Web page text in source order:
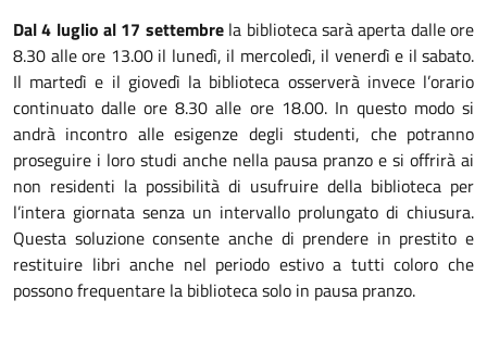
Dal 4 luglio al 17 settembrela biblioteca sarà aperta dalle ore
8.30 alle ore 13.00 il lunedì, il mercoledì, il venerdì e il sabato.
Il martedì e il giovedì la biblioteca osserverà invece l’orario
continuato dalle ore 8.30 alle ore 18.00. In questo modo si
andrà incontro alle esigenze degli studenti, che potranno
proseguire i loro studi anche nella pausa pranzo e si offrirà ai
non residenti la possibilità di usufruire della biblioteca per
l’intera giornata senza un intervallo prolungato di chiusura.
Questa soluzione consente anche di prendere in prestito e
restituire libri anche nel periodo estivo a tutti coloro che
possono frequentare la biblioteca solo in pausa pranzo.